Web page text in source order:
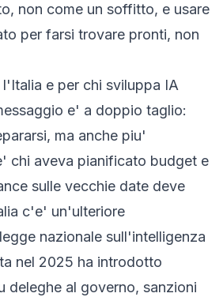
non come un soffitto, e usare
per farsi trovare pronti, non
e per chi sviluppa IA
e' a doppio taglio:
ma anche piu'
chi aveva pianificato budget e
sulle vecchie date deve
c'e' un'ulteriore
nazionale sull'intelligenza
nel 2025 ha introdotto
deleghe al governo, sanzioni